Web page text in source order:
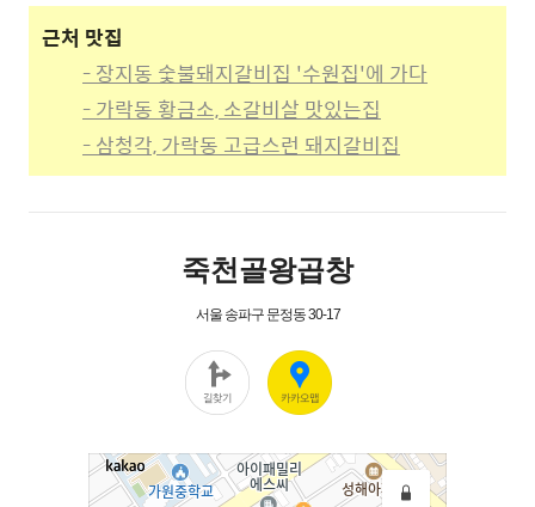
근처 맛집
- 장지동 숯불돼지갈비집 '수원집'에 가다
- 가락동 황금소, 소갈비살 맛있는집
- 삼청각, 가락동 고급스런 돼지갈비집